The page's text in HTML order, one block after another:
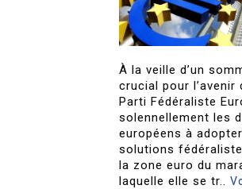
À la veille d’un
crucial pour l’avenir
Parti Fédéraliste
solennellement les
européens à
solutions
la zone euro du
laquelle elle se tr..